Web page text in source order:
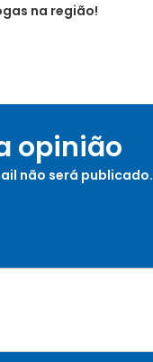
na região!
opinião
não será publicado.